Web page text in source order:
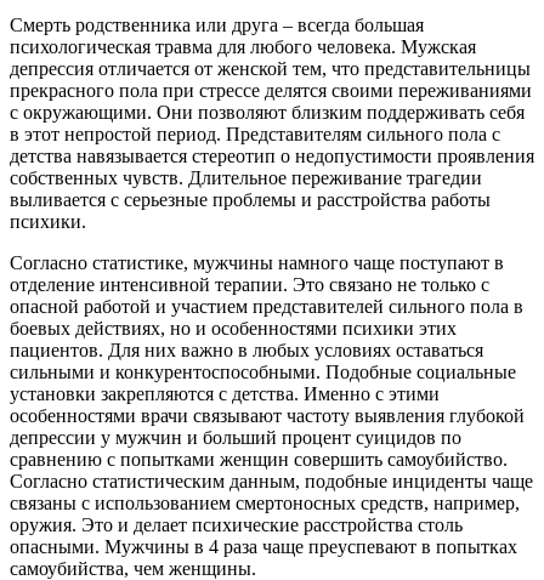
Смерть родственника или друга – всегда большая
психологическая травма для любого человека. Мужская
депрессия отличается от женской тем, что представительницы
прекрасного пола при стрессе делятся своими переживаниями
с окружающими. Они позволяют близким поддерживать себя
в этот непростой период. Представителям сильного пола с
детства навязывается стереотип о недопустимости проявления
собственных чувств. Длительное переживание трагедии
выливается с серьезные проблемы и расстройства работы
психики.
Согласно статистике, мужчины намного чаще поступают в
отделение интенсивной терапии. Это связано не только с
опасной работой и участием представителей сильного пола в
боевых действиях, но и особенностями психики этих
пациентов. Для них важно в любых условиях оставаться
сильными и конкурентоспособными. Подобные социальные
установки закрепляются с детства. Именно с этими
особенностями врачи связывают частоту выявления глубокой
депрессии у мужчин и больший процент суицидов по
сравнению с попытками женщин совершить самоубийство.
Согласно статистическим данным, подобные инциденты чаще
связаны с использованием смертоносных средств, например,
оружия. Это и делает психические расстройства столь
опасными. Мужчины в 4 раза чаще преуспевают в попытках
самоубийства, чем женщины.